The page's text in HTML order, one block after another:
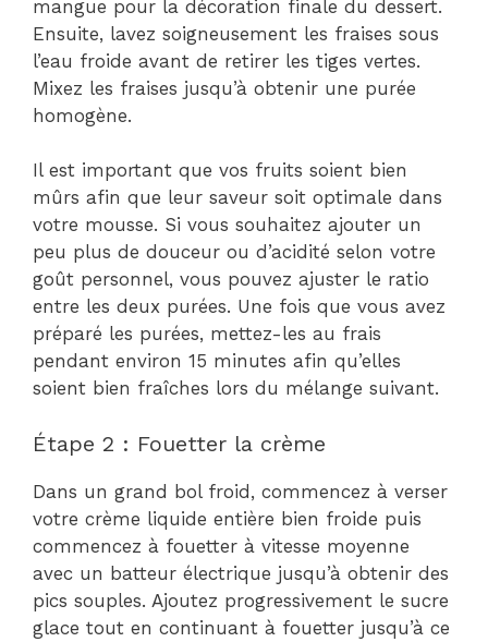
mangue pour la décoration finale du dessert.
Ensuite, lavez soigneusement les fraises sous
l’eau froide avant de retirer les tiges vertes.
Mixez les fraises jusqu’à obtenir une purée
homogène.
Il est important que vos fruits soient bien
mûrs afin que leur saveur soit optimale dans
votre mousse. Si vous souhaitez ajouter un
peu plus de douceur ou d’acidité selon votre
goût personnel, vous pouvez ajuster le ratio
entre les deux purées. Une fois que vous avez
préparé les purées, mettez-les au frais
pendant environ 15 minutes afin qu’elles
soient bien fraîches lors du mélange suivant.
Étape 2 : Fouetter la crème
Dans un grand bol froid, commencez à verser
votre crème liquide entière bien froide puis
commencez à fouetter à vitesse moyenne
avec un batteur électrique jusqu’à obtenir des
pics souples. Ajoutez progressivement le sucre
glace tout en continuant à fouetter jusqu’à ce